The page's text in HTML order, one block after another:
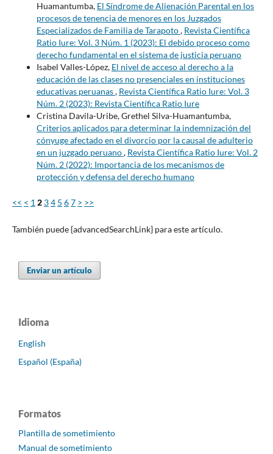
Huamantumba, El Síndrome de Alienación Parental en los
procesos de tenencia de menores en los Juzgados
Especializados de Familia de Tarapoto, Revista Científica
Ratio Iure: Vol. 3 Núm. 1 (2023): El debido proceso como
derecho fundamental en el sistema de justicia peruano
Isabel Valles-López, El nivel de acceso al derecho a la
educación de las clases no presenciales en instituciones
educativas peruanas, Revista Científica Ratio Iure: Vol. 3
Núm. 2 (2023): Revista Científica Ratio Iure
Cristina Davila-Uribe, Grethel Silva-Huamantumba,
Criterios aplicados para determinar la indemnización del
cónyuge afectado en el divorcio por la causal de adulterio
en un juzgado peruano, Revista Científica Ratio Iure: Vol. 2
Núm. 2 (2022): Importancia de los mecanismos de
protección y defensa del derecho humano
<< < 1 2 34 5 67 > >>
También puede {advancedSearchLink} para este artículo.
Enviar un artículo
Idioma
English
Español (España)
Formatos
Plantilla de sometimiento
Manual de sometimiento